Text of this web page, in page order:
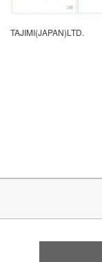
TAJIMI(JAPAN)LTD.